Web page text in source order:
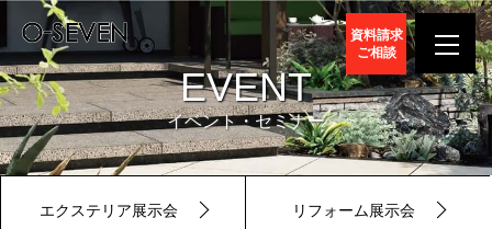
資料請求
ご相談
EVENT
イベント・セミナー
エクステリア展示会 リフォーム展示会